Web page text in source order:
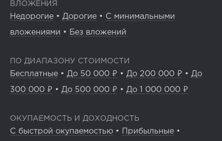
ВЛОЖЕНИЯ
Недорогие • Дорогие • С минимальными
вложениями • Без вложений
ПО ДИАПАЗОНУ СТОИМОСТИ
Бесплатные • До 50 000 ₽ • До 200 000 ₽ • До
300 000 ₽ • До 500 000 ₽ • До 1 000 000 ₽
ОКУПАЕМОСТЬ И ДОХОДНОСТЬ
С быстрой окупаемостью • Прибыльные •